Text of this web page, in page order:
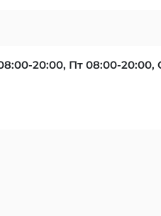
20:00, Пт 08:00-20:00,